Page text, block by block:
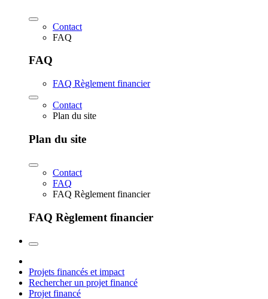
Contact
FAQ
FAQ
FAQ Règlement financier
Contact
Plan du site
Plan du site
Contact
FAQ
FAQ Règlement financier
FAQ Règlement financier
Projets financés et impact
Rechercher un projet financé
Projet financé